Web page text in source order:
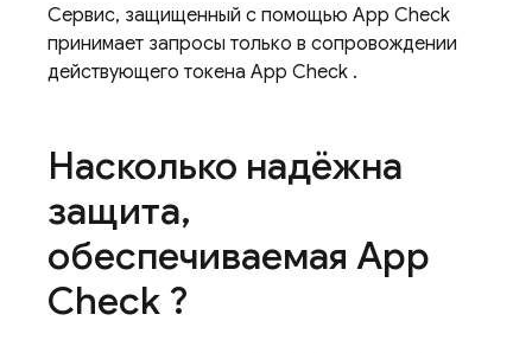
Сервис, защищенный с помощью App Check
принимает запросы только в сопровождении
действующего токена App Check .
Насколько надёжна
защита,
обеспечиваемая App
Check ?